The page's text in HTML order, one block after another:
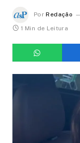
Por Redação
1 Min de Leitura